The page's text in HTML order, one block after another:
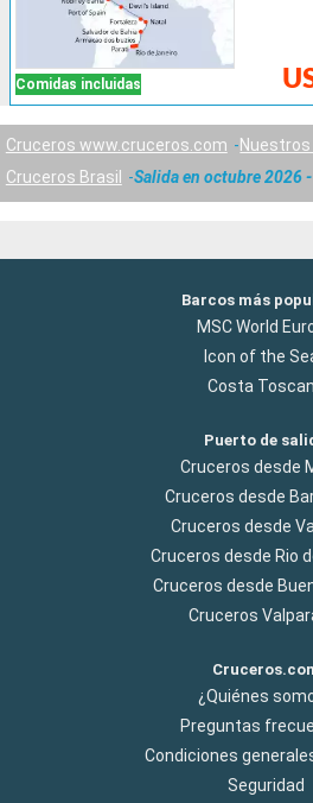
Comidas incluidas
Cruceros www.cruceros.com
Cruceros Brasil
Salida en octubre 2026
Barcos más
MSC World
Icon of the
Costa
Puerto de
Cruceros desde
Cruceros desde
Cruceros desde
Cruceros desde Rio
Cruceros desde
Cruceros
¿Quiénes
Preguntas
Condiciones
Seguridad